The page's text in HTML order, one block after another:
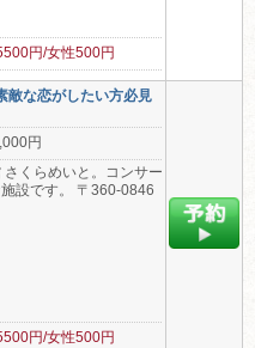
円/女性500円
敵な恋がしたい方必見
円
くらめいと。コンサー
設です。 〒360-0846
円/女性500円